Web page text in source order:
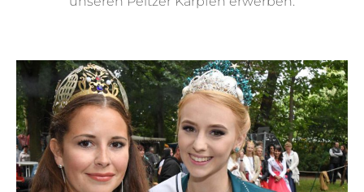
im berühmten KaDeWe in Berlin kann man